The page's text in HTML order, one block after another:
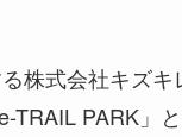
株式会社キズキ
TRAIL PARK」